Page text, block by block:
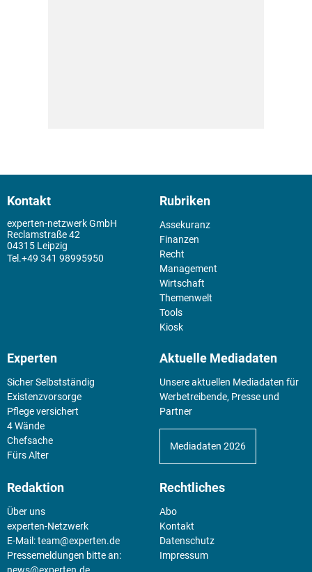
Kontakt
experten-netzwerk GmbH
Reclamstraße 42
04315 Leipzig
+49 341 98995950
Rubriken
Assekuranz
Finanzen
Recht
Management
Wirtschaft
Themenwelt
Tools
Kiosk
Experten
Sicher Selbstständig
Existenz­vorsorge
Pflege versichert
4 Wände
Chefsache
Fürs Alter
Aktuelle Mediadaten
Unsere aktuellen Mediadaten für
Werbetreibende, Presse und
Partner
Mediadaten 2026
Redaktion
Über uns
experten-Netzwerk
E-Mail:team@experten.de
Pressemeldungen bitte an:
news@experten.de
Rechtliches
Abo
Kontakt
Datenschutz
Impressum